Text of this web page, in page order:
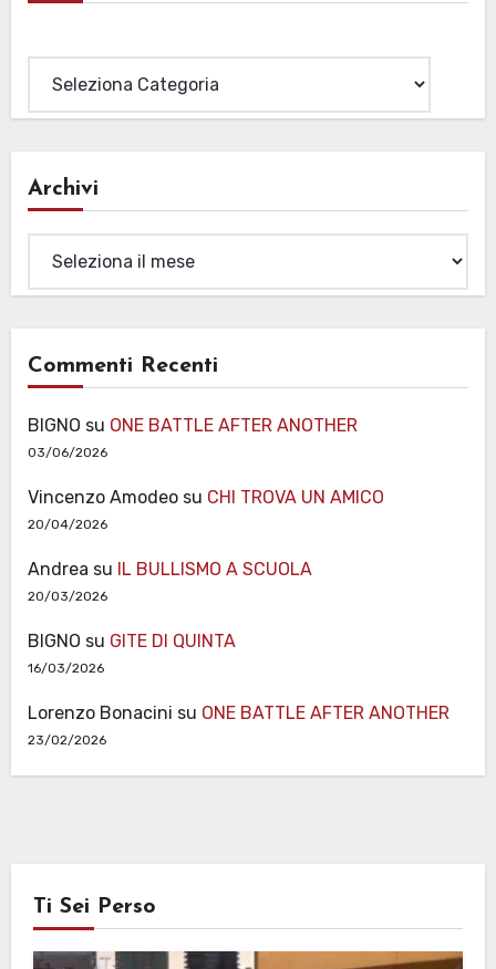
Archivi
Commenti Recenti
BIGNO su ONE BATTLE AFTER ANOTHER
03/06/2026
Vincenzo Amodeosu CHI TROVA UN AMICO
20/04/2026
Andrea su IL BULLISMO A SCUOLA
20/03/2026
BIGNO su GITE DI QUINTA
16/03/2026
Lorenzo Bonacini su ONE BATTLE AFTER ANOTHER
23/02/2026
Ti Sei Perso